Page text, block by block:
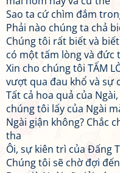
Sao ta cứ chìm đắm
Phải nào chúng ta chả
Chúng tôi rất biết và
có một tấm lòng và đức
Xin cho chúng tôi TẤM
vượt qua đau khổ và sự
Tất cả hoa quả của
chúng tôi lấy của Ngài
Ngài giận không? Chắc
tha
Ôi, sự kiên trì của Đấng
Chúng tôi sẽ chờ đợi